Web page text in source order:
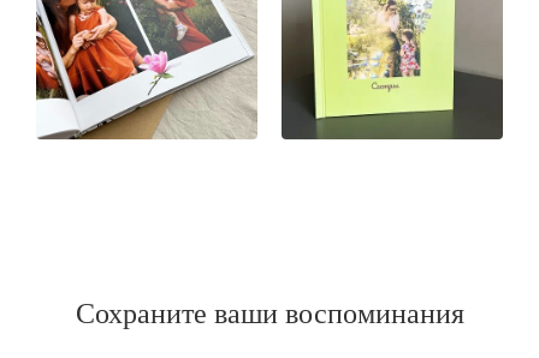
Сохраните ваши воспоминания